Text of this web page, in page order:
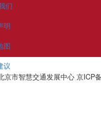
们
明
图
议
京市智慧交通发展中心 京ICP